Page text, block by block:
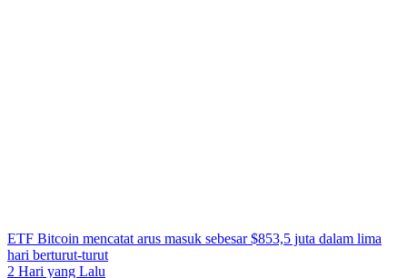
ETF Bitcoin mencatat arus masuk sebesar $853,5 juta dalam lima
hari berturut-turut
2 Hari yang Lalu